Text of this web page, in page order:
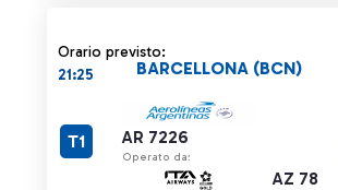
Orario previsto:
21:25
AR 7226
Operato da:
AZ 78
BARCELLONA (BCN)
T1